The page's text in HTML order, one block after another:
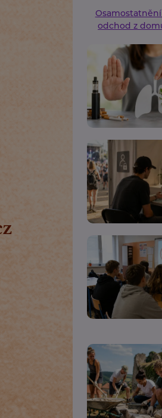
Osamostatnění
odchod z